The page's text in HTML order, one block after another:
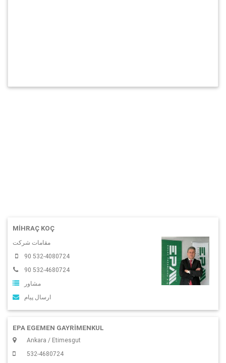
MIHRAÇ KOÇ
مقامات شرکت
90 532-4080724
90 532-4680724
مشاور
ارسال پیام
EPA EGEMEN GAYRİMENKUL
Ankara / Etimesgut
532-4680724